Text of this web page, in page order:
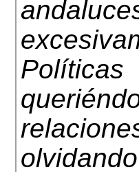
Políticas